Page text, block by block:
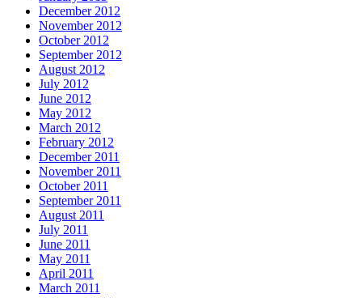
December 2012
November 2012
October 2012
September 2012
August 2012
July 2012
June 2012
May 2012
March 2012
February 2012
December 2011
November 2011
October 2011
September 2011
August 2011
July 2011
June 2011
May 2011
April 2011
March 2011